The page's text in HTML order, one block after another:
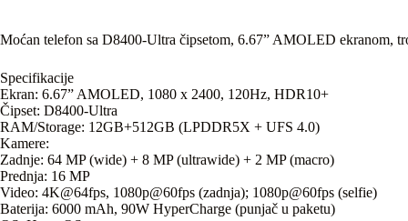
Moćan telefon sa D8400-Ultra čipsetom, 6.67” AMOLED ekranom,
Specifikacije
Ekran: 6.67” AMOLED, 1080 x 2400, 120Hz, HDR10+
Čipset: D8400-Ultra
RAM/Storage: 12GB+512GB (LPDDR5X + UFS 4.0)
Kamere:
Zadnje: 64 MP (wide) + 8 MP (ultrawide) + 2 MP (macro)
Prednja: 16 MP
Video: 4K@64fps, 1080p@60fps (zadnja); 1080p@60fps (selfie)
Baterija: 6000 mAh, 90W HyperCharge (punjač u paketu)